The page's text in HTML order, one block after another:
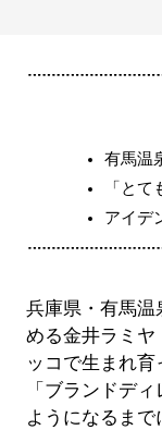
有馬温
「と
アイデ
兵庫県・有馬温
める金井ラミヤ
ッコで生まれ
「ブランドデ
ようになるま